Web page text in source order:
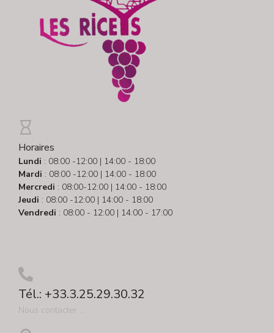
Horaires
Lundi : 08:00 -12:00 | 14:00 - 18:00
Mardi : 08:00 -12:00 | 14:00 - 18:00
Mercredi : 08:00-12:00 | 14:00 - 18:00
Jeudi : 08:00 -12:00 | 14:00 - 18:00
Vendredi : 08:00 - 12:00 | 14:00 - 17:00
Tél.: +33.3.25.29.30.32
Nous contacter ...